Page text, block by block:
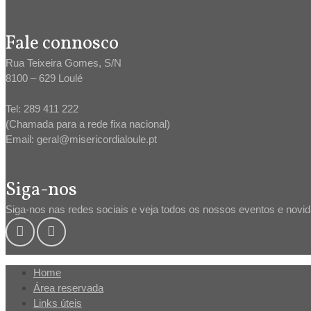
Fale connosco
Rua Teixeira Gomes, S/N
8100 – 629 Loulé
Tel: 289 411 222
(Chamada para a rede fixa nacional)
Email: geral@misericordialoule.pt
Siga-nos
Siga-nos nas redes sociais e veja todos os nossos eventos e
Home
Área reservada
Links úteis